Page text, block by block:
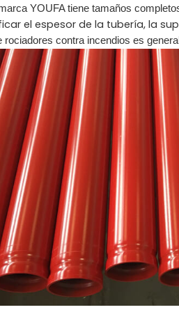
YOUFA tiene tamaños
el espesor de la tubería, la
contra incendios es